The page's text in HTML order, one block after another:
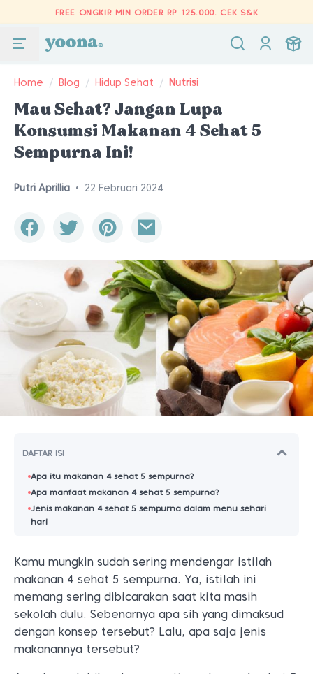
FREE ONGKIR MIN ORDER RP 125.000. CEK S&K
Home / Blog / Hidup Sehat / Nutrisi
Mau Sehat? Jangan Lupa
Konsumsi Makanan 4 Sehat 5
Sempurna Ini!
Putri Aprillia • 22 Februari 2024
DAFTAR ISI
Apa itu makanan 4 sehat 5 sempurna?
Apa manfaat makanan 4 sehat 5 sempurna?
Jenis makanan 4 sehat 5 sempurna dalam menu sehari
hari
Kamu mungkin sudah sering mendengar istilah
makanan 4 sehat 5 sempurna. Ya, istilah ini
memang sering dibicarakan saat kita masih
sekolah dulu. Sebenarnya apa sih yang dimaksud
dengan konsep tersebut? Lalu, apa saja jenis
makanannya tersebut?